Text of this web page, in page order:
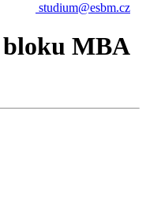
studium@esbm.cz
MBA